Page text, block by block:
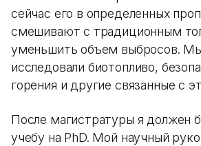
сейчас его в определенных
смешивают с традиционным
уменьшить объем выбросов.
исследовали биотопливо,
горения и другие связанные с
После магистратуры я должен
учебу на PhD. Мой научный